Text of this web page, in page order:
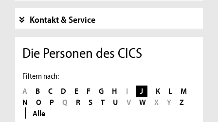
Kontakt & Service
Die Personen des CICS
Filtern nach:
A B C D E F G H I J K L
M
N
O P Q R S T U V W X Y
Z
Alle